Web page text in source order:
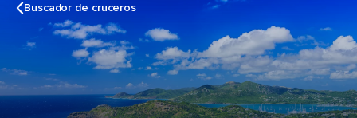
Buscador de cruceros